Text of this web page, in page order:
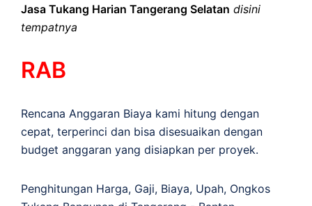
Jasa Tukang Harian Tangerang Selatan disini
tempatnya
RAB
Rencana Anggaran Biaya kami hitung dengan
cepat, terperinci dan bisa disesuaikan dengan
budget anggaran yang disiapkan per proyek.
Penghitungan Harga, Gaji, Biaya, Upah, Ongkos